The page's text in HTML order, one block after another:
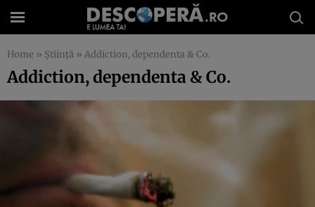
Home » Știință » Addiction, dependenta & Co.
Addiction, dependenta & Co.